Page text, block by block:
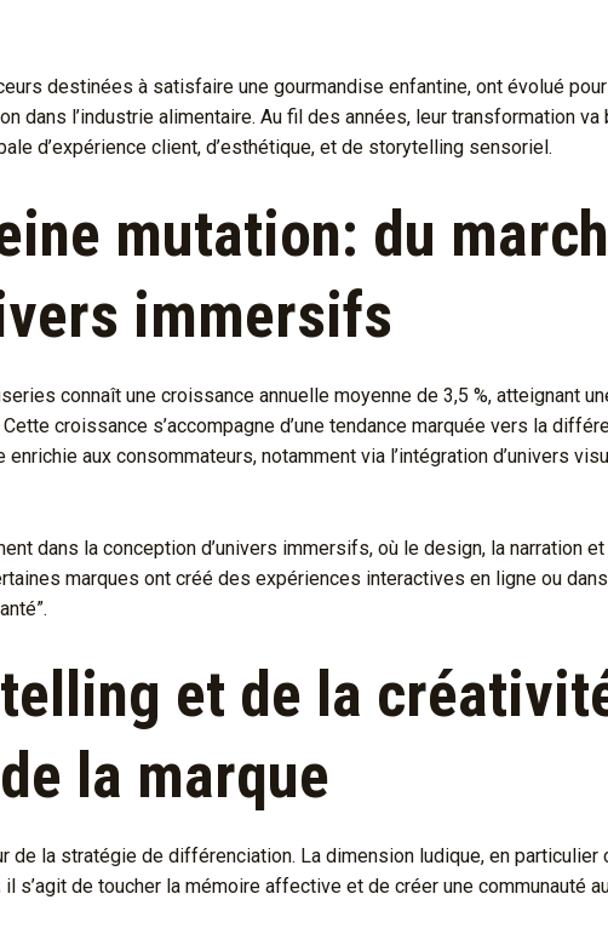
destinées à satisfaire une gourmandise enfantine, ont évolué
dans l’industrie alimentaire. Au fil des années, leur transformation va
d’expérience client, d’esthétique, et de storytelling sensoriel.
mutation: du
immersifs
connaît une croissance annuelle moyenne de 3,5 %, atteignant
croissance s’accompagne d’une tendance marquée vers la
aux consommateurs, notamment via l’intégration d’univers
dans la conception d’univers immersifs, où le design, la narration
marques ont créé des expériences interactives en ligne ou
et de la
la marque
la stratégie de différenciation. La dimension ludique, en particulier
s’agit de toucher la mémoire affective et de créer une communauté